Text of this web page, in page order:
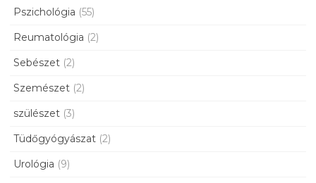
Pszichológia (55)
Reumatológia (2)
Sebészet (2)
Szemészet (2)
szülészet (3)
Tüdőgyógyászat (2)
Urológia (9)